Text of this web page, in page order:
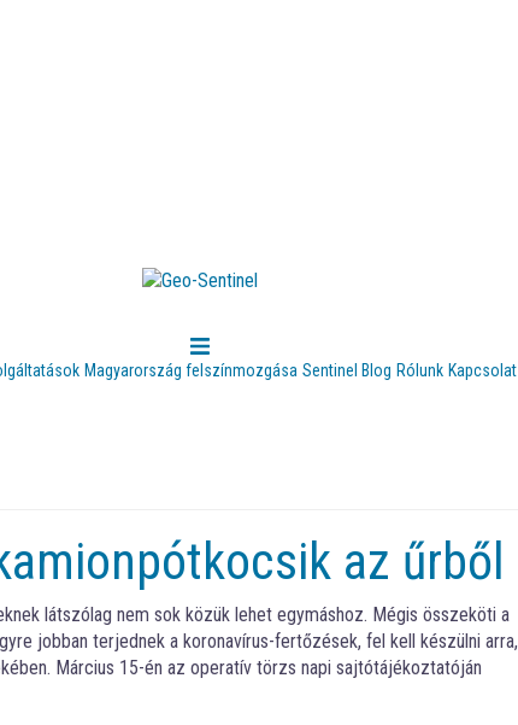
Magyarország felszínmozgása Sentinel Blog Rólunk Kapcsolat
az űrből
látszólag nem sok közük lehet egymáshoz. Mégis összeköti a
jobban terjednek a koronavírus-fertőzések, fel kell készülni arra,
Március 15-én az operatív törzs napi sajtótájékoztatóján